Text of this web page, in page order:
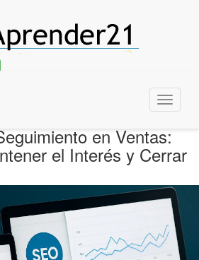
Menu
en Ventas:
el Interés y Cerrar